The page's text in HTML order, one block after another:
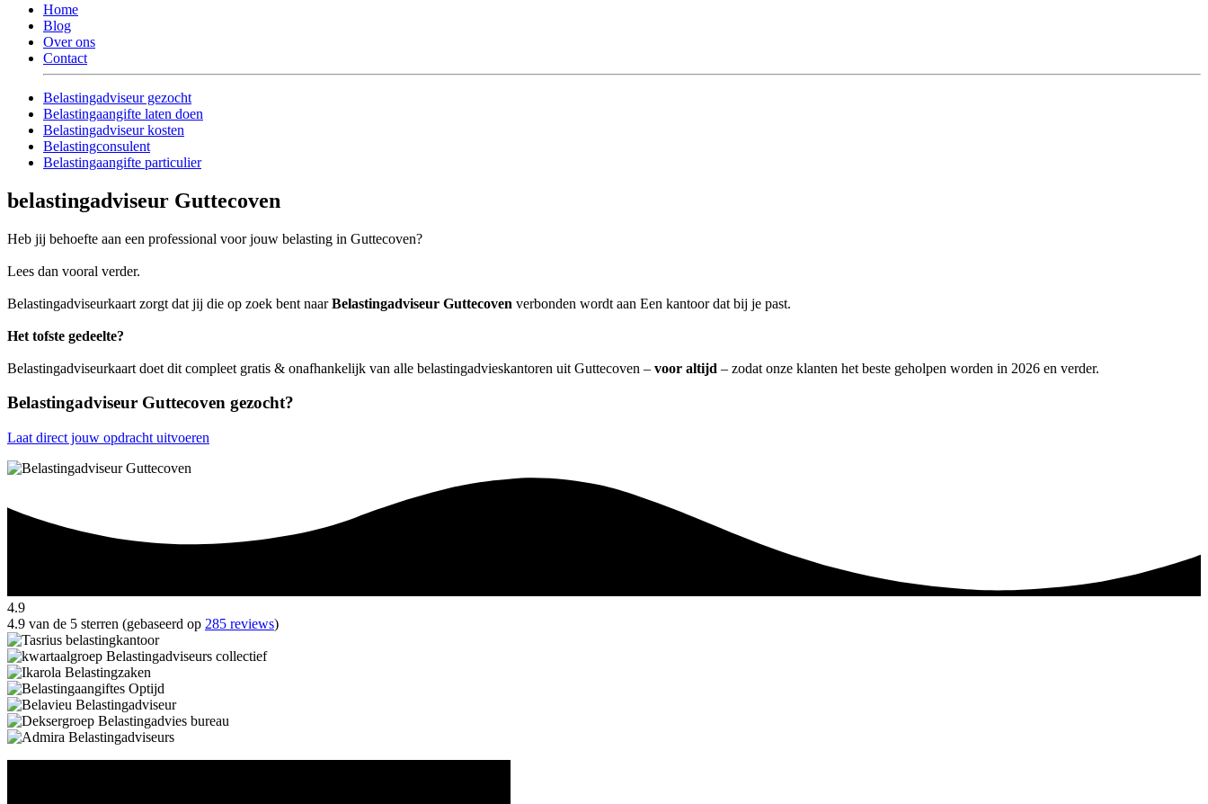
Home
Blog
Over ons
Contact
Belastingadviseur gezocht
Belastingaangifte laten doen
Belastingadviseur kosten
Belastingconsulent
Belastingaangifte particulier
belastingadviseur Guttecoven
Heb jij behoefte aan een professional voor jouw belasting in Guttecoven?
Lees dan vooral verder.
Belastingadviseurkaart zorgt dat jij die op zoek bent naarBelastingadviseur Guttecoven verbonden wordt aan Een kantoor dat bij je past.
Het tofste gedeelte?
Belastingadviseurkaart doet dit compleet gratis & onafhankelijk van alle belastingadvieskantoren uit Guttecoven – voor altijd – zodat onze klanten het beste geholpen worden in 2026 en verder.
Belastingadviseur Guttecoven gezocht?
Laat direct jouw opdracht uitvoeren
4.9
4.9 van de 5 sterren (gebaseerd op 285 reviews)